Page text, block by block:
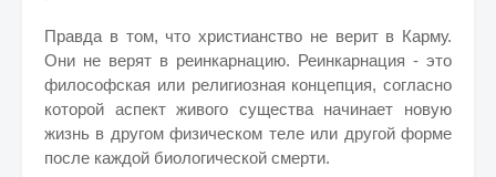
Правда в том, что христианство не верит в Карму.
Они не верят в реинкарнацию. Реинкарнация - это
философская или религиозная концепция, согласно
которой аспект живого существа начинает новую
жизнь в другом физическом теле или другой форме
после каждой биологической смерти.